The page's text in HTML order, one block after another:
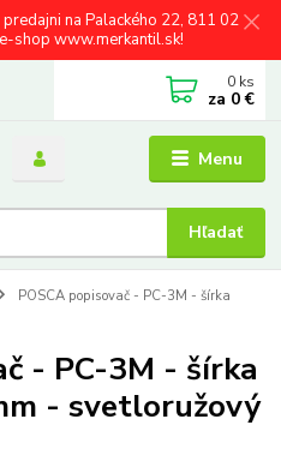
na Palackého 22, 811 02
shop www.merkantil.sk!
Menu
Hľadať
0 ks
za 0 €
POSCA popisovač - PC-3M - šírka
- PC-3M - šírka
- svetloružový